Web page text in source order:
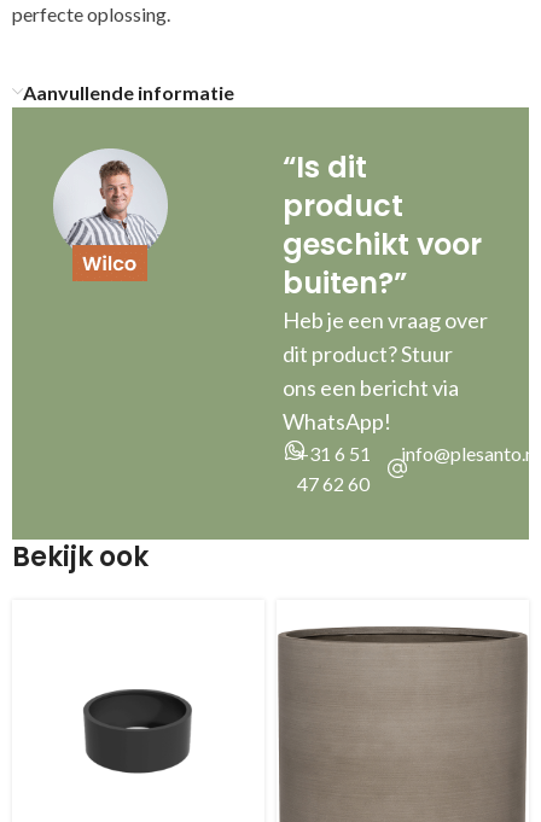
perfecte oplossing.
Aanvullende informatie
“Is dit
product
geschikt voor
buiten?”
Heb je een vraag over
dit product? Stuur
ons een bericht via
WhatsApp!
+31 6 51
47 62 60
info@plesanto.nl
Bekijk ook